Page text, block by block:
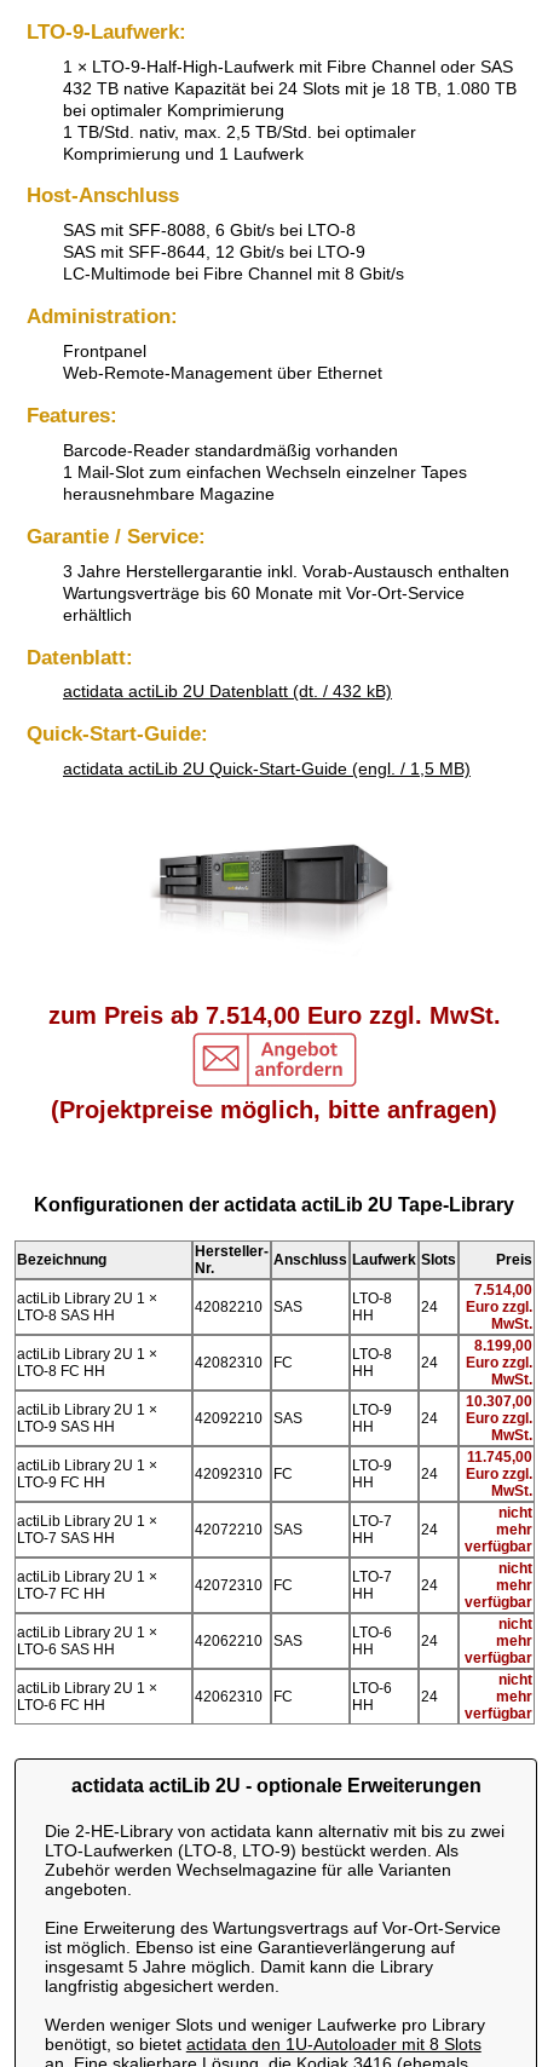
LTO-9-Laufwerk:
1 × LTO-9-Half-High-Laufwerk mit Fibre Channel oder SAS
432 TB native Kapazität bei 24 Slots mit je 18 TB, 1.080 TB
bei optimaler Komprimierung
1 TB/Std. nativ, max. 2,5 TB/Std. bei optimaler
Komprimierung und 1 Laufwerk
Host-Anschluss
SAS mit SFF-8088, 6 Gbit/s bei LTO-8
SAS mit SFF-8644, 12 Gbit/s bei LTO-9
LC-Multimode bei Fibre Channel mit 8 Gbit/s
Administration:
Frontpanel
Web-Remote-Management über Ethernet
Features:
Barcode-Reader standardmäßig vorhanden
1 Mail-Slot zum einfachen Wechseln einzelner Tapes
herausnehmbare Magazine
Garantie / Service:
3 Jahre Herstellergarantie inkl. Vorab-Austausch enthalten
Wartungsverträge bis 60 Monate mit Vor-Ort-Service
erhältlich
Datenblatt:
actidata actiLib 2U Datenblatt (dt. / 432 kB)
Quick-Start-Guide:
actidata actiLib 2U Quick-Start-Guide (engl. / 1,5 MB)
zum Preis ab 7.514,00 Euro zzgl. MwSt.
(Projektpreise möglich, bitte anfragen)
Konfigurationen der actidata actiLib 2U Tape-Library
Bezeichnung
Hersteller-
Nr.
Anschluss Laufwerk Slots Preis
actiLib Library 2U 1 ×
LTO-8 SAS HH
42082210 SAS
LTO-8
HH
24
7.514,00
Euro zzgl.
MwSt.
actiLib Library 2U 1 ×
LTO-8 FC HH
42082310 FC
LTO-8
HH
24
8.199,00
Euro zzgl.
MwSt.
actiLib Library 2U 1 ×
LTO-9 SAS HH
42092210 SAS
LTO-9
HH
24
10.307,00
Euro zzgl.
MwSt.
actiLib Library 2U 1 ×
LTO-9 FC HH
42092310 FC
LTO-9
HH
24
11.745,00
Euro zzgl.
MwSt.
actiLib Library 2U 1 ×
LTO-7 SAS HH
42072210 SAS
LTO-7
HH
24
nicht
mehr
verfügbar
actiLib Library 2U 1 ×
LTO-7 FC HH
42072310 FC
LTO-7
HH
24
nicht
mehr
verfügbar
actiLib Library 2U 1 ×
LTO-6 SAS HH
42062210 SAS
LTO-6
HH
24
nicht
mehr
verfügbar
actiLib Library 2U 1 ×
LTO-6 FC HH
42062310 FC
LTO-6
HH
24
nicht
mehr
verfügbar
actidata actiLib 2U - optionale Erweiterungen
Die 2-HE-Library von actidata kann alternativ mit bis zu zwei
LTO-Laufwerken (LTO-8, LTO-9) bestückt werden. Als
Zubehör werden Wechselmagazine für alle Varianten
angeboten.
Eine Erweiterung des Wartungsvertrags auf Vor-Ort-Service
ist möglich. Ebenso ist eine Garantieverlängerung auf
insgesamt 5 Jahre möglich. Damit kann die Library
langfristig abgesichert werden.
Werden weniger Slots und weniger Laufwerke pro Library
benötigt, so bietet actidata den 1U-Autoloader mit 8 Slots
an . Eine skalierbare Lösung, die Kodiak 3416 (ehemals